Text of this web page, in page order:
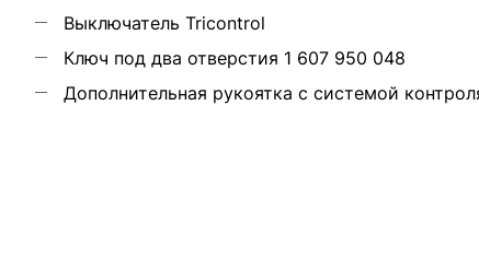
Выключатель Tricontrol
Ключ под два отверстия 1 607 950 048
Дополнительная рукоятка с системой